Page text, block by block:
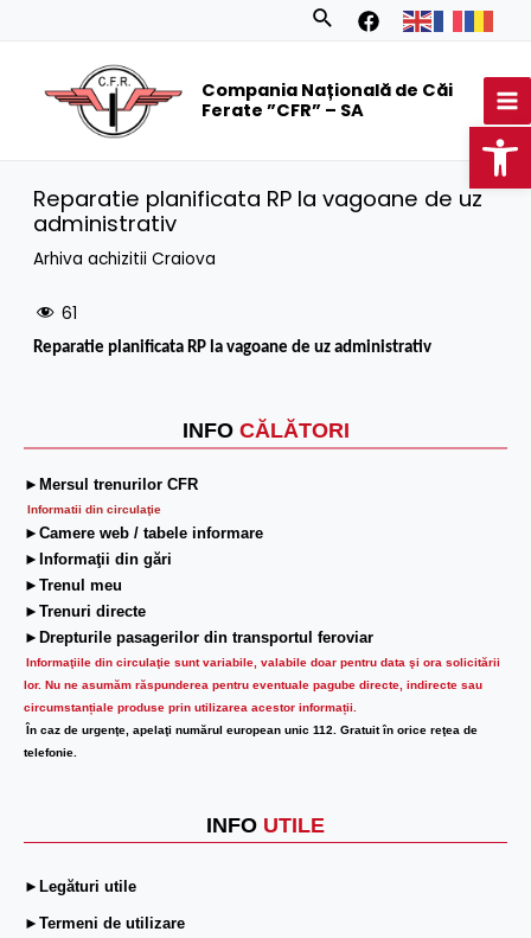
Search
Compania Națională de Căi
Ferate ”CFR” – SA
INFO CĂLĂTORI
►Mersul trenurilor CFR
Informatii din circulaţie
►Camere web / tabele informare
►Informaţii din gări
►Trenul meu
►Trenuri directe
►Drepturile pasagerilor din transportul feroviar
Informaţiile din circulaţie sunt variabile, valabile doar pentru data şi ora solicitării
lor. Nu ne asumăm răspunderea pentru eventuale pagube directe, indirecte sau
circumstanțiale produse prin utilizarea acestor informații.
În caz de urgenţe, apelaţi numărul european unic 112. Gratuit în orice reţea de
telefonie.
INFO UTILE
►Legături utile
►Termeni de utilizare
Reparatie planificata RP la vagoane de uz
administrativ
Arhiva achizitii Craiova
61
Reparatie planificata RP la vagoane de uz administrativ